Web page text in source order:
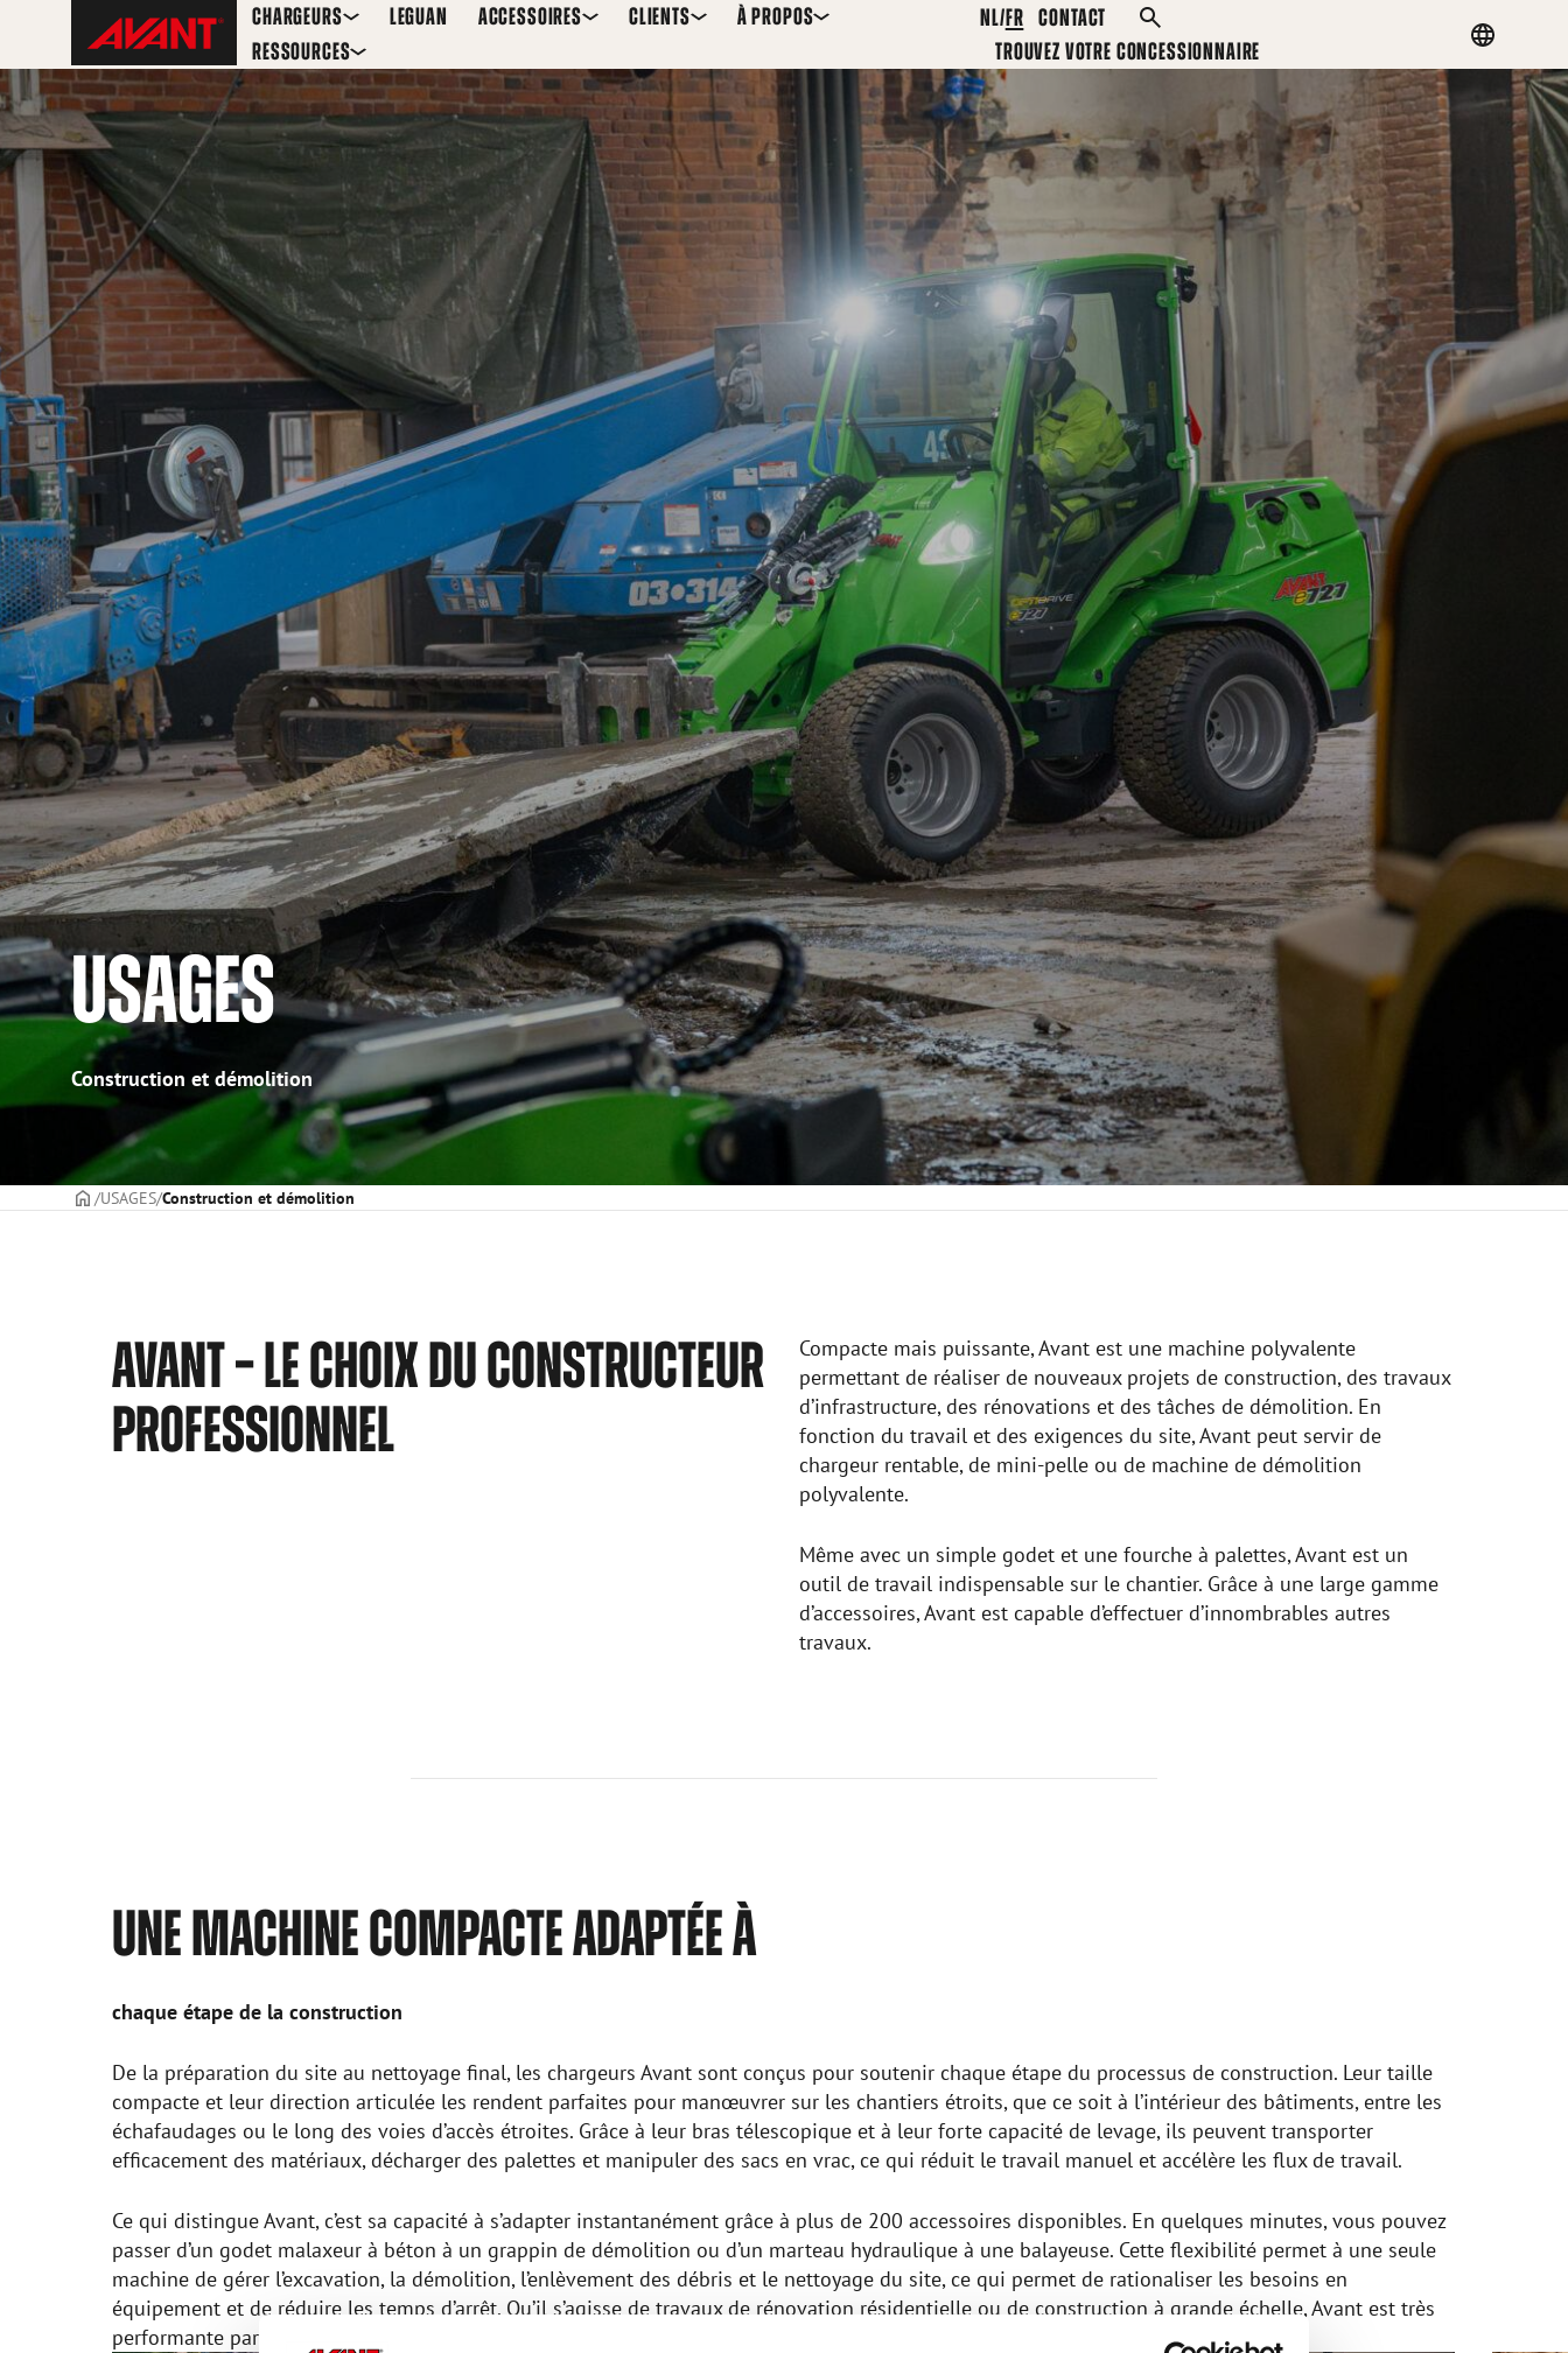
content
Avant
Tecno
Belgium
CHARGEURS LEGUAN ACCESSOIRES CLIENTS
À PROPOS
RESSOURCES
NL FR CONTACT
RECHERCHER
TROUVEZ VOTRE CONCESSIONNAIRE
Country
menu
USAGES
Construction et démolition
PAGE DE COUVERTURE
USAGES Construction et démolition
AVANT – LE CHOIX DU CONSTRUCTEUR
PROFESSIONNEL
Compacte mais puissante, Avant est une machine polyvalente
permettant de réaliser de nouveaux projets de construction, des travaux
d’infrastructure, des rénovations et des tâches de démolition. En
fonction du travail et des exigences du site, Avant peut servir de
chargeur rentable, de mini-pelle ou de machine de démolition
polyvalente.
Même avec un simple godet et une fourche à palettes, Avant est un
outil de travail indispensable sur le chantier. Grâce à une large gamme
d’accessoires, Avant est capable d’effectuer d’innombrables autres
travaux.
UNE MACHINE COMPACTE ADAPTÉE À
chaque étape de la construction
De la préparation du site au nettoyage final, les chargeurs Avant sont conçus pour soutenir chaque étape du processus de construction. Leur taille
compacte et leur direction articulée les rendent parfaites pour manœuvrer sur les chantiers étroits, que ce soit à l’intérieur des bâtiments, entre les
échafaudages ou le long des voies d’accès étroites. Grâce à leur bras télescopique et à leur forte capacité de levage, ils peuvent transporter
efficacement des matériaux, décharger des palettes et manipuler des sacs en vrac, ce qui réduit le travail manuel et accélère les flux de travail.
Ce qui distingue Avant, c’est sa capacité à s’adapter instantanément grâce à plus de 200 accessoires disponibles. En quelques minutes, vous pouvez
passer d’un godet malaxeur à béton à un grappin de démolition ou d’un marteau hydraulique à une balayeuse. Cette flexibilité permet à une seule
machine de gérer l’excavation, la démolition, l’enlèvement des débris et le nettoyage du site, ce qui permet de rationaliser les besoins en
équipement et de réduire les temps d’arrêt. Qu’il s’agisse de travaux de rénovation résidentielle ou de construction à grande échelle, Avant est très
performante par le biais d’une machine compacte et rentable.